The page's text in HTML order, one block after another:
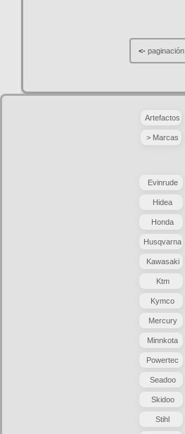
<-paginación
Artefactos
> Marcas
Evinrude
Hidea
Honda
Husqvarna
Kawasaki
Ktm
Kymco
Mercury
Minnkota
Powertec
Seadoo
Skidoo
Stihl